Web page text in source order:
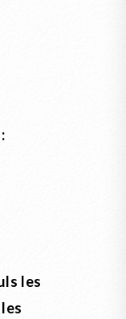
les